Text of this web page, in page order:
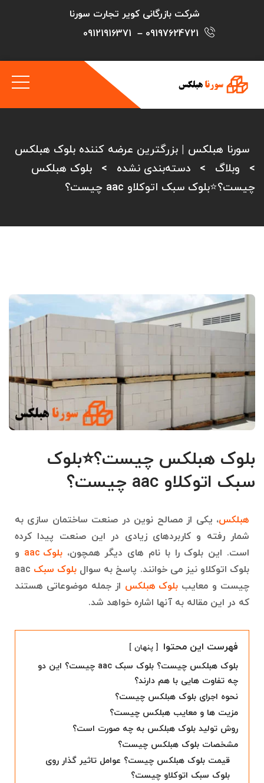
شرکت بازرگانی کویر تجارت سورنا
09197624721
–
09121916371
سورنا هبلکس | بزرگترین عرضه کننده بلوک هبلکس
>
وبلاگ > دسته‌بندی نشده >
بلوک هبلکس
چیست؟⭐بلوک سبک اتوکلاو aac چیست؟
بلوک هبلکس چیست؟⭐بلوک
سبک اتوکلاو aac چیست؟
هبلکس، یکی از مصالح نوین در صنعت ساختمان سازی به
شمار رفته و کاربردهای زیادی در این صنعت پیدا کرده
است. این بلوک را با نام های دیگر همچون،بلوک aac
و
بلوک اتوکلاو نیز می خوانند. پاسخ به سوال بلوک سبک aac
چیست و معایببلوک هبلکس از جمله موضوعاتی هستند
که در این مقاله به آنها اشاره خواهد شد.
فهرست این محتوا پنهان
بلوک هبلکس چیست؟ بلوک سبک aac چیست؟ این دو
چه تفاوت هایی با هم دارند؟
نحوه اجرای بلوک هبلکس چیست؟
مزیت ها و معایب هبلکس چیست؟
روش تولید بلوک هبلکس به چه صورت است؟
مشخصات بلوک هبلکس چیست؟
قیمت بلوک هبلکس چیست؟ عوامل تاثیر گذار روی
بلوک سبک اتوکلاو چیست؟